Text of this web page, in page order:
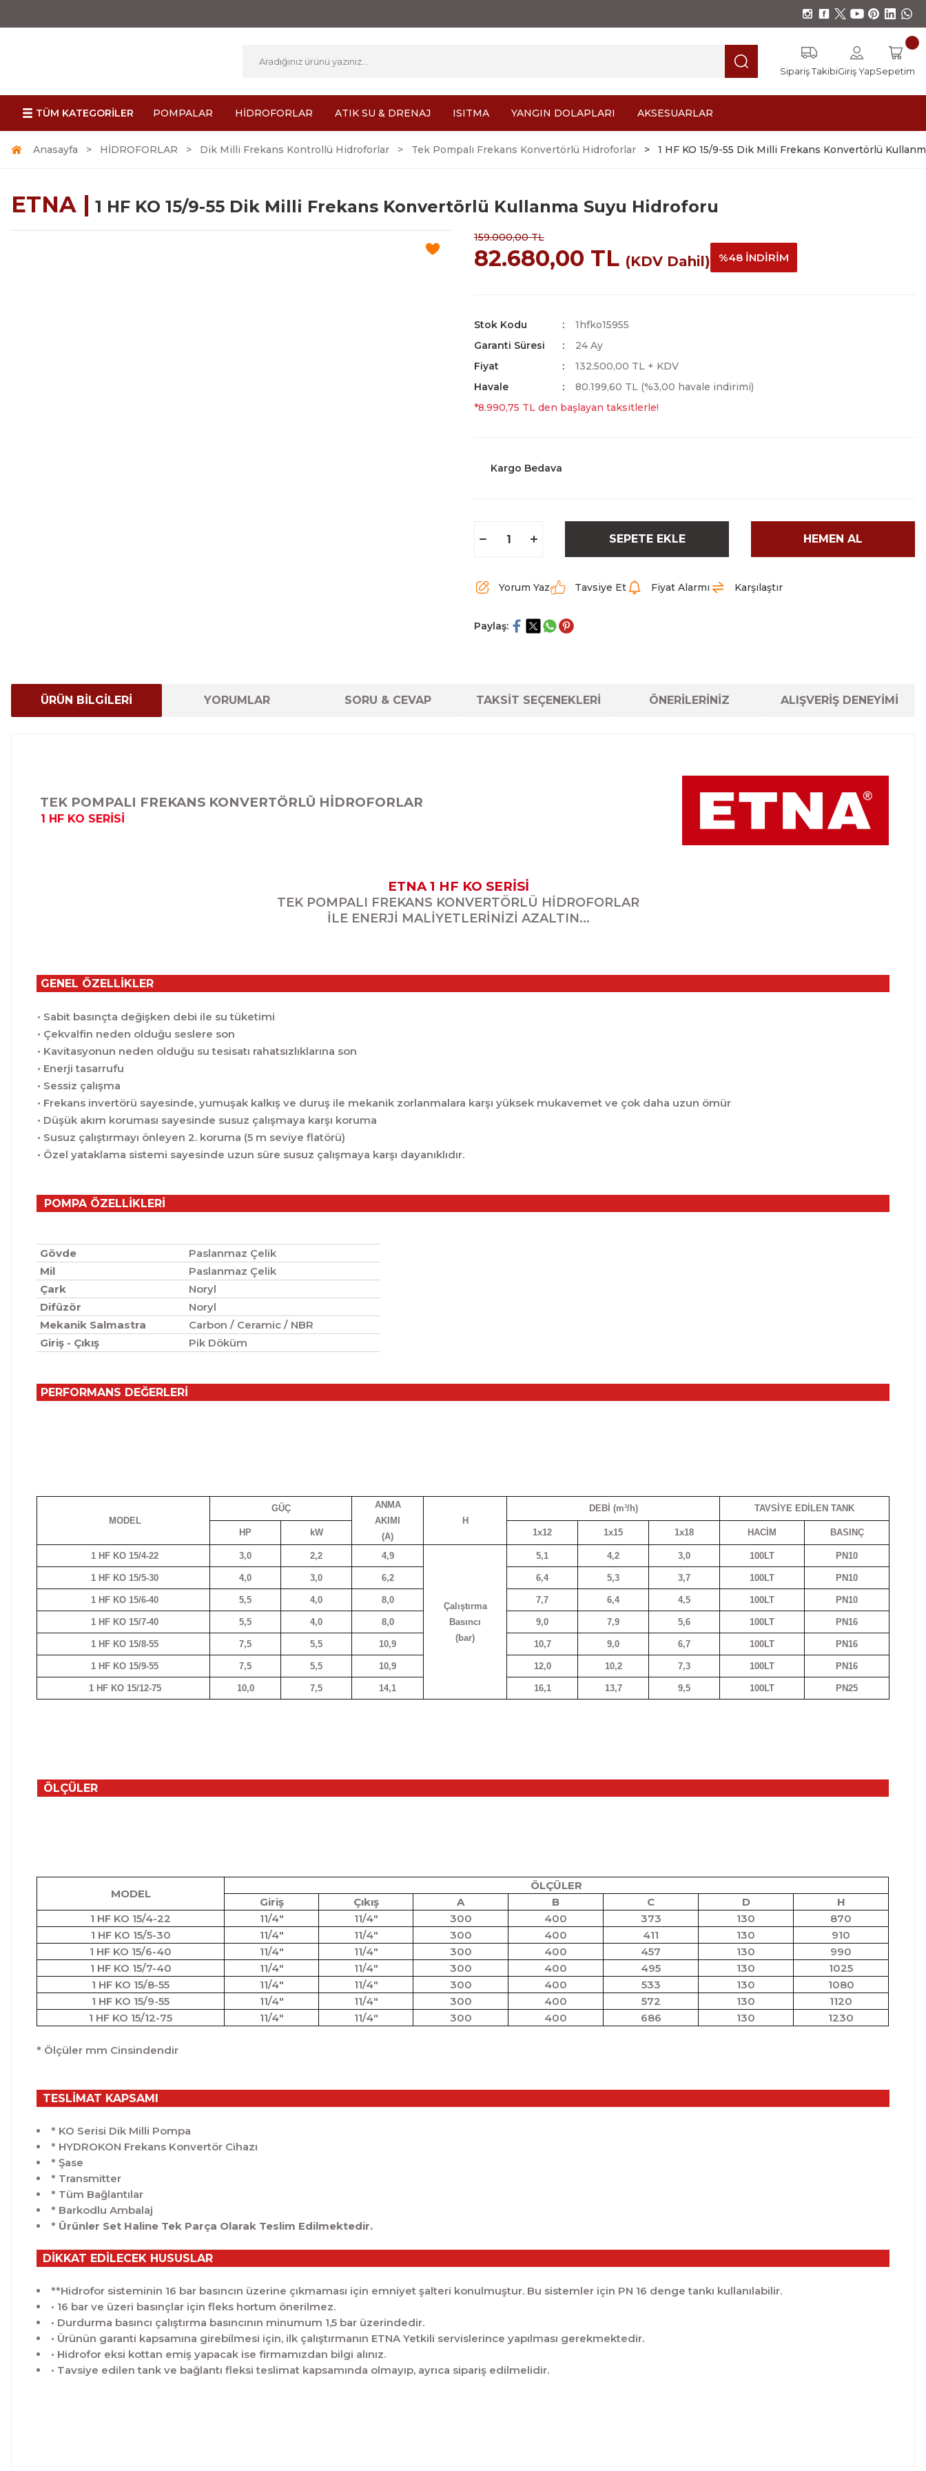
Sipariş TakibiGiriş YapSepetim
TÜM KATEGORİLER POMPALAR HİDROFORLAR ATIK SU & DRENAJ ISITMA YANGIN DOLAPLARI AKSESUARLAR
Anasayfa HİDROFORLAR Dik Milli Frekans Kontrollü Hidroforlar Tek Pompalı Frekans Konvertörlü Hidroforlar 1 HF KO 15/9-55 Dik Milli Frekans Konvertörlü
ETNA | 1 HF KO 15/9-55 Dik Milli Frekans Konvertörlü Kullanma Suyu Hidroforu
159.000,00 TL
82.680,00 TL (KDV Dahil) %48 İNDİRİM
Stok Kodu
1hfko15955
Garanti Süresi
24 Ay
Fiyat
132.500,00 TL + KDV
Havale
80.199,60 TL (%3,00 havale indirimi)
*8.990,75 TL den başlayan taksitlerle!
Kargo Bedava
SEPETE EKLE HEMEN AL
Yorum Yaz Tavsiye Et Fiyat Alarmı Karşılaştır
Paylaş:
ÜRÜN BİLGİLERİ YORUMLAR SORU & CEVAP TAKSİT SEÇENEKLERİ ÖNERİLERİNİZ ALIŞVERİŞ DENEYİMİ
TEK POMPALI FREKANS KONVERTÖRLÜ HİDROFORLAR
1 HF KO SERİSİ
ETNA 1 HF KO SERİSİ
TEK POMPALI FREKANS KONVERTÖRLÜ HİDROFORLAR
İLE ENERJİ MALİYETLERİNİZİ AZALTIN...
GENEL ÖZELLİKLER
• Sabit basınçta değişken debi ile su tüketimi
• Çekvalfin neden olduğu seslere son
• Kavitasyonun neden olduğu su tesisatı rahatsızlıklarına son
• Enerji tasarrufu
• Sessiz çalışma
• Frekans invertörü sayesinde, yumuşak kalkış ve duruş ile mekanik zorlanmalara karşı yüksek mukavemet ve çok daha uzun ömür
• Düşük akım koruması sayesinde susuz çalışmaya karşı koruma
• Susuz çalıştırmayı önleyen 2. koruma (5 m seviye flatörü)
• Özel yataklama sistemi sayesinde uzun süre susuz çalışmaya karşı dayanıklıdır.
POMPA ÖZELLİKLERİ
Gövde
Paslanmaz Çelik
Mil
Paslanmaz Çelik
Çark
Noryl
Difüzör
Noryl
Mekanik Salmastra
Carbon / Ceramic / NBR
Giriş - Çıkış
Pik Döküm
PERFORMANS DEĞERLERİ
MODEL
GÜÇ
ANMA
AKIMI
(A)
H
DEBİ (m³/h) TAVSİYE EDİLEN TANK
HP kW 1x12 1x15 1x18 HACİM BASINÇ
1 HF KO 15/4-22 3,0 2,2 4,9
Çalıştırma
Basıncı
(bar)
5,1 4,2 3,0 100LT PN10
1 HF KO 15/5-30 4,0 3,0 6,2 6,4 5,3 3,7 100LT PN10
1 HF KO 15/6-40 5,5 4,0 8,0 7,7 6,4 4,5 100LT PN10
1 HF KO 15/7-40 5,5 4,0 8,0 9,0 7,9 5,6 100LT PN16
1 HF KO 15/8-55 7,5 5,5 10,9 10,7 9,0 6,7 100LT PN16
1 HF KO 15/9-55 7,5 5,5 10,9 12,0 10,2 7,3 100LT PN16
1 HF KO 15/12-75 10,0 7,5 14,1 16,1 13,7 9,5 100LT PN25
ÖLÇÜLER
MODEL
ÖLÇÜLER
Giriş
Çıkış A B C D
H
1 HF KO 15/4-22
11/4" 11/4" 300 400 373 130
870
1 HF KO 15/5-30
11/4" 11/4" 300 400 411 130
910
1 HF KO 15/6-40
11/4" 11/4" 300 400 457 130
990
1 HF KO 15/7-40
11/4" 11/4" 300 400 495 130
1025
1 HF KO 15/8-55
11/4" 11/4" 300 400 533 130
1080
1 HF KO 15/9-55
11/4" 11/4" 300 400 572 130
1120
1 HF KO 15/12-75
11/4" 11/4" 300 400 686 130 1230
* Ölçüler mm Cinsindendir
TESLİMAT KAPSAMI
* KO Serisi Dik Milli Pompa
* HYDROKON Frekans Konvertör Cihazı
* Şase
* Transmitter
* Tüm Bağlantılar
* Barkodlu Ambalaj
* Ürünler Set Haline Tek Parça Olarak Teslim Edilmektedir.
DİKKAT EDİLECEK HUSUSLAR
**Hidrofor sisteminin 16 bar basıncın üzerine çıkmaması için emniyet şalteri konulmuştur. Bu sistemler için PN 16 denge tankı kullanılabilir.
• 16 bar ve üzeri basınçlar için fleks hortum önerilmez.
• Durdurma basıncı çalıştırma basıncının minumum 1,5 bar üzerindedir.
• Ürünün garanti kapsamına girebilmesi için, ilk çalıştırmanın ETNA Yetkili servislerince yapılması gerekmektedir.
• Hidrofor eksi kottan emiş yapacak ise firmamızdan bilgi alınız.
• Tavsiye edilen tank ve bağlantı fleksi teslimat kapsamında olmayıp, ayrıca sipariş edilmelidir.